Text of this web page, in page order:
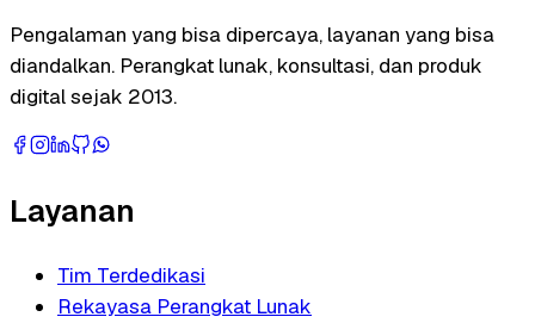
Pengalaman yang bisa dipercaya, layanan yang bisa
diandalkan. Perangkat lunak, konsultasi, dan produk
digital sejak 2013.
Layanan
Tim Terdedikasi
Rekayasa Perangkat Lunak